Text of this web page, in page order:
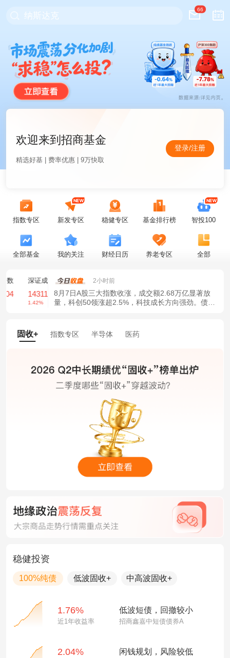
纳斯达克
66
欢迎来到招商基金
精选好基 | 费率优惠 | 9万快取
登录/注册
指数专区 新发专区 稳健专区 基金排行榜 智投100
全部基金 我的关注 财经日历 养老专区 全部
深证成指
14311.01
1.42%
创业板指
3563.12
1.35%
2小时前
8月7日A股三大指数收涨，成交额2.68万亿显著放
量，科创50领涨超2.5%，科技成长方向强劲。债市
固收+ 指数专区 半导体 医药
稳健投资
100%纯债 低波固收+ 中高波固收+
1.76%
近1年收益率
低波短债，回撤较小
招商鑫嘉中短债债券A
2.04% 闲钱规划，风险较低